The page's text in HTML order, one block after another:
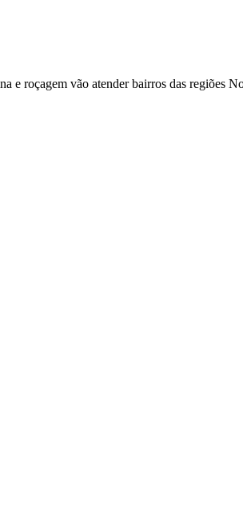
e roçagem vão atender bairros das regiões